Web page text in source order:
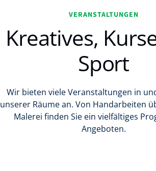
VERANSTALTUNGEN
Kreatives,
Sport
Wir bieten viele Veranstaltungen in
unserer Räume an. Von Handarbeiten
Malerei finden Sie ein vielfältiges
Angeboten.